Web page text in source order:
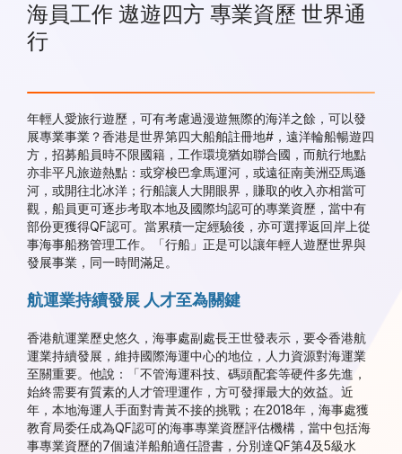
海員工作 遨遊四方 專業資歷 世界通
行
年輕人愛旅行遊歷，可有考慮過漫遊無際的海洋之餘，可以發
展專業事業？香港是世界第四大船舶註冊地#，遠洋輪船暢遊四
方，招募船員時不限國籍，工作環境猶如聯合國，而航行地點
亦非平凡旅遊熱點：或穿梭巴拿馬運河，或遠征南美洲亞馬遜
河，或開往北冰洋；行船讓人大開眼界，賺取的收入亦相當可
觀，船員更可逐步考取本地及國際均認可的專業資歷，當中有
部份更獲得QF認可。當累積一定經驗後，亦可選擇返回岸上從
事海事船務管理工作。「行船」正是可以讓年輕人遊歷世界與
發展事業，同一時間滿足。
航運業持續發展 人才至為關鍵
香港航運業歷史悠久，海事處副處長王世發表示，要令香港航
運業持續發展，維持國際海運中心的地位，人力資源對海運業
至關重要。他說：「不管海運科技、碼頭配套等硬件多先進，
始終需要有質素的人才管理運作，方可發揮最大的效益。近
年，本地海運人手面對青黃不接的挑戰；在2018年，海事處獲
教育局委任成為QF認可的海事專業資歷評估機構，當中包括海
事專業資歷的7個遠洋船舶適任證書，分別達QF第4及5級水